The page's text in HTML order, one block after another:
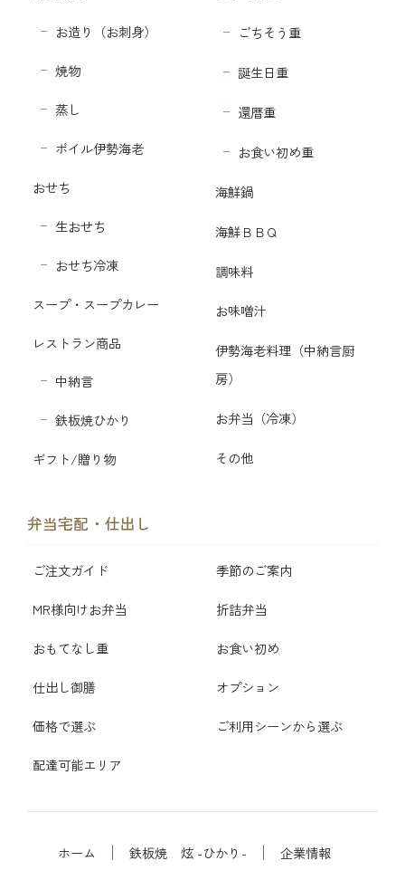
お造り（お刺身）
焼物
蒸し
ボイル伊勢海老
おせち
生おせち
おせち冷凍
スープ・スープカレー
レストラン商品
中納言
鉄板焼ひかり
ギフト/贈り物
ごちそう重
誕生日重
還暦重
お食い初め重
海鮮鍋
海鮮ＢＢＱ
調味料
お味噌汁
伊勢海老料理（中納言厨
房）
お弁当（冷凍）
その他
弁当宅配・仕出し
ご注文ガイド 季節のご案内
MR様向けお弁当 折詰弁当
おもてなし重 お食い初め
仕出し御膳 オプション
価格で選ぶ ご利用シーンから選ぶ
配達可能エリア
ホーム 鉄板焼 炫 -ひかり- 企業情報